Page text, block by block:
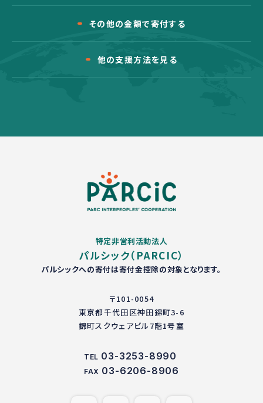
その他の金額で寄付する
他の支援方法を見る
特定非営利活動法人
パルシック（PARCIC）
パルシックへの寄付は寄付金控除の対象となります。
〒101-0054
東京都千代田区神田錦町3-6
錦町スクウェアビル7階1号室
TEL 03-3253-8990
FAX 03-6206-8906